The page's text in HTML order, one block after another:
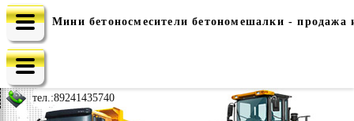
e-mail: china-spec@inbox.ru
тел.:89241435740
Мини бетоносмесители бетономешалки - продажа